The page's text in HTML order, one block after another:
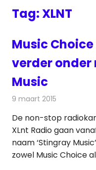
Tag:XLNT
Music Choice
verder
Music
9 maart 2015
De non-stop
XLnt Radio gaan
naam ‘Stingray
zowel Music Choice